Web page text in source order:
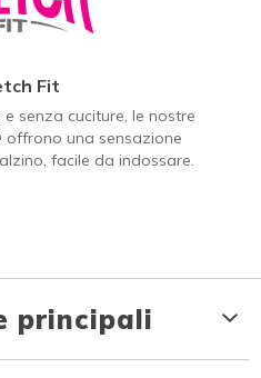
Fit
senza cuciture, le nostre
una sensazione
facile da indossare.
principali